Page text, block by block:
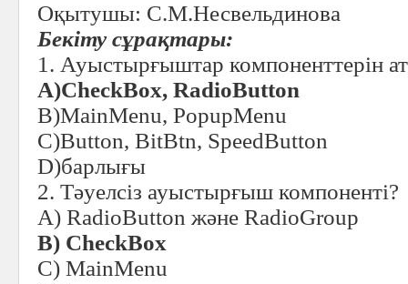
Оқытушы: С.М.Несвельдинова
Бекіту сұрақтары:
1. Ауыстырғыштар компоненттерін
A)CheсkBox, RadioButton
B)MainMenu, PopupMenu
C)Button, BitBtn, SpeedButton
D)барлығы
2. Тәуелсіз ауыстырғыш компоненті?
A) RadioButton және RadioGroup
B) CheсkBox
C) MainMenu